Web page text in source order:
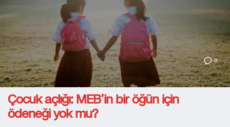
0
Çocuk açlığı: MEB’in bir öğün için
ödeneği yok mu?